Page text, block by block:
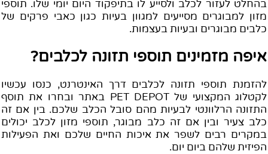
לעזור לכלב ולסייע לו בתיפקוד היום יומי שלו. תוספי
למבוגרים מסייעים למגוון בעיות כגון כאבי פרקים של
מבוגרים ובעיות בעצמות.
מזמינים תוספי תזונה לכלבים?
תוספי תזונה לכלבים דרך האינטרנט, כנסו עכשיו
לקטלוג המקצועי של PET DEPOT באתר ובחרו את תוסף
הרלוונטי לבעיות מהם סובל הכלב שלכם. בין אם זה
צעיר ובין אם זה כלב מבוגר, תוספי מזון לכלב יכולים
רבים לשפר את איכות החיים שלכם ואת הפעילות
שלהם ביום יום.